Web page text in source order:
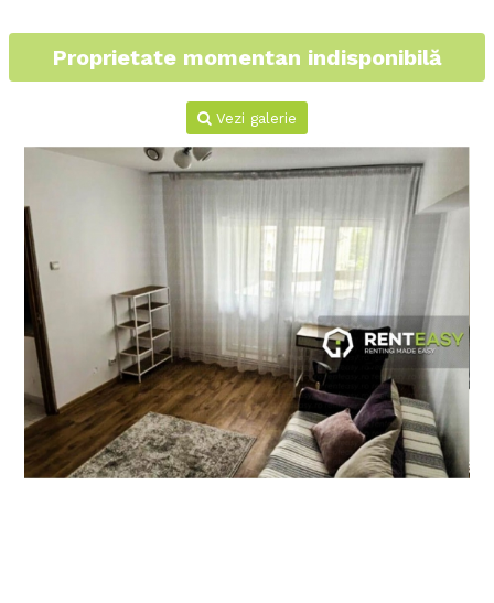
Proprietate momentan indisponibilă
Vezi galerie